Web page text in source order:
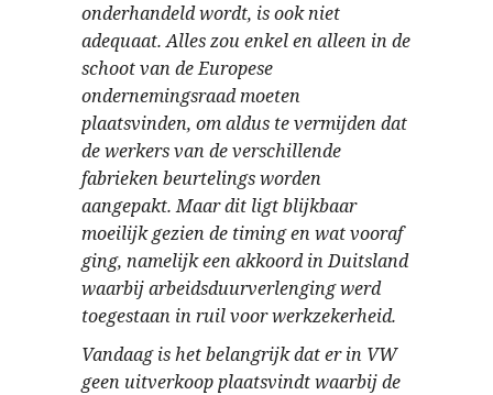
onderhandeld wordt, is ook niet
adequaat. Alles zou enkel en alleen in de
schoot van de Europese
ondernemingsraad moeten
plaatsvinden, om aldus te vermijden dat
de werkers van de verschillende
fabrieken beurtelings worden
aangepakt. Maar dit ligt blijkbaar
moeilijk gezien de timing en wat vooraf
ging, namelijk een akkoord in Duitsland
waarbij arbeidsduurverlenging werd
toegestaan in ruil voor werkzekerheid.
Vandaag is het belangrijk dat er in VW
geen uitverkoop plaatsvindt waarbij de